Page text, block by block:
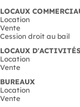
LOCAUX
Location
Vente
Cession droit au bail
LOCAUX
Location
Vente
BUREAUX
Location
Vente